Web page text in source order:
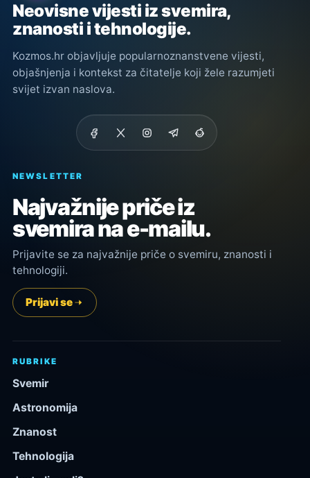
Neovisne vijesti iz svemira,
znanosti i tehnologije.
Kozmos.hr objavljuje popularnoznanstvene vijesti,
objašnjenja i kontekst za čitatelje koji žele razumjeti
svijet izvan naslova.
NEWSLETTER
Najvažnije priče iz
svemira na e-mailu.
Prijavite se za najvažnije priče o svemiru, znanosti i
tehnologiji.
Prijavi se
RUBRIKE
Svemir
Astronomija
Znanost
Tehnologija